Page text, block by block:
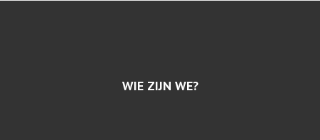
WIE ZIJN WE?